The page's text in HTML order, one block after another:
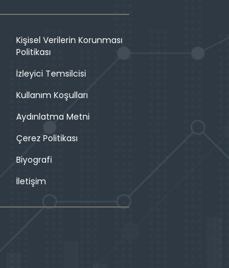
Kişisel Verilerin Korunması
Politikası
İzleyici Temsilcisi
Kullanım Koşulları
Aydınlatma Metni
Çerez Politikası
Biyografi
İletişim